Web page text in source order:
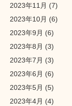
2023年11月 (7)
2023年10月 (6)
2023年9月 (6)
2023年8月 (3)
2023年7月 (3)
2023年6月 (6)
2023年5月 (5)
2023年4月 (4)